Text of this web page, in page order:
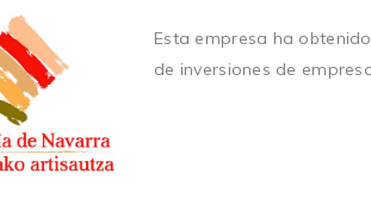
Esta empresa ha
de inversiones de